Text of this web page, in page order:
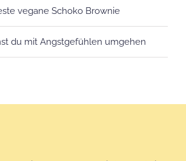
vegane Schoko Brownie
du mit Angstgefühlen umgehen